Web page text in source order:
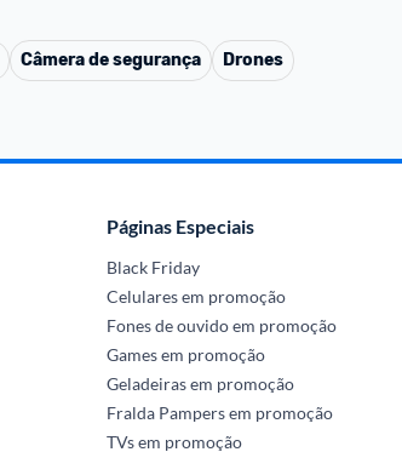
Câmera de segurança Drones
Páginas Especiais
Black Friday
Celulares em promoção
Fones de ouvido em promoção
Games em promoção
Geladeiras em promoção
Fralda Pampers em promoção
TVs em promoção